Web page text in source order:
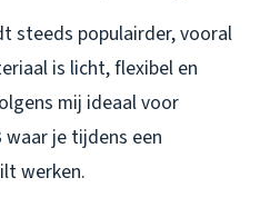
steeds populairder, vooral
is licht, flexibel en
mij ideaal voor
je tijdens een
werken.